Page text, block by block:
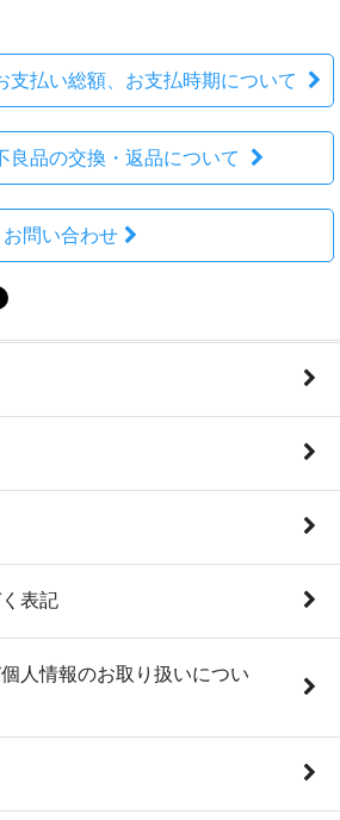
支払い総額、お支払時期について
良品の交換・返品について
お問い合わせ
表記
人情報のお取り扱いについ